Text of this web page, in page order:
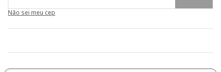
Não sei meu cep